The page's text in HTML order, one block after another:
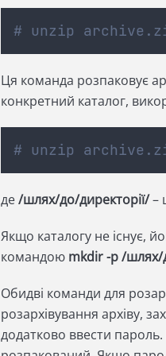
# unzip
Ця команда розпаковує
конкретний каталог,
# unzip
де/шлях/до/директорії/–
Якщо каталогу не існує,
командою mkdir -p /шлях/
Обидві команди для
розархівування архіву,
додатково ввести